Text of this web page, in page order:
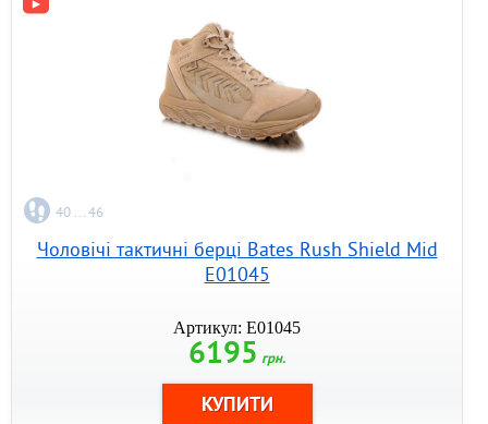
40 ... 46
Чоловічі тактичні берці Bates Rush Shield Mid
E01045
Артикул: E01045
6195 грн.